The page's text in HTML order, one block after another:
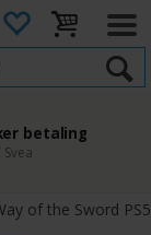
betaling
returfrist
of the Sword PS5